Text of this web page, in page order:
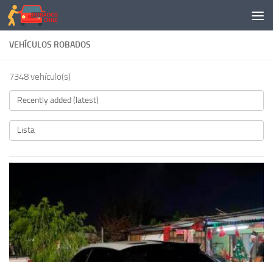
Saltar al contenido
VEHÍCULOS ROBADOS
7348 vehículo(s)